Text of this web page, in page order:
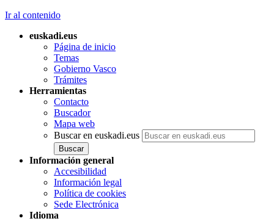
Ir al contenido
euskadi.eus
Página de inicio
Temas
Gobierno Vasco
Trámites
Herramientas
Contacto
Buscador
Mapa web
Buscar en euskadi.eus
Información general
Accesibilidad
Información legal
Política de cookies
Sede Electrónica
Idioma